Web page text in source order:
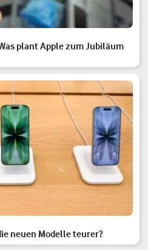
plant Apple zum Jubiläum
neuen Modelle teurer?